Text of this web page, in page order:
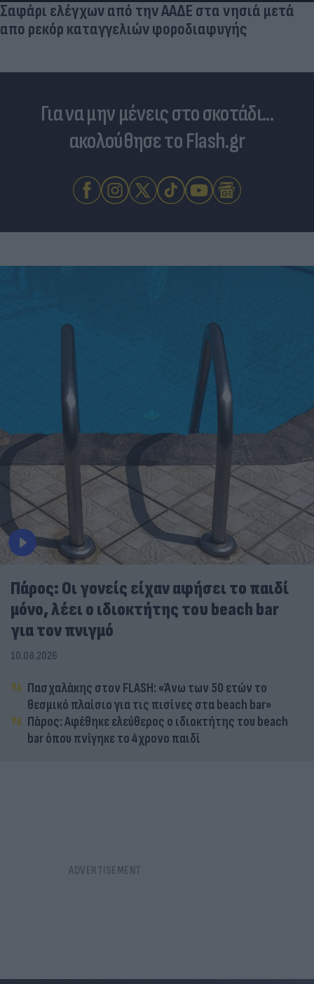
Για να μην μένεις στο σκοτάδι...
ακολούθησε το Flash.gr
Πάρος: Οι γονείς είχαν αφήσει το παιδί
μόνο, λέει ο ιδιοκτήτης του beach bar
για τον πνιγμό
10.08.2026
Πασχαλάκης στον FLASH: «Άνω των 50 ετών το
θεσμικό πλαίσιο για τις πισίνες στα beach bar»
Πάρος: Αφέθηκε ελεύθερος ο ιδιοκτήτης του beach
bar όπου πνίγηκε το 4χρονο παιδί